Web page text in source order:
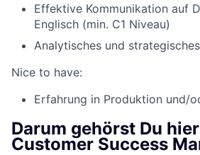
Effektive Kommunikation auf
Englisch (min. C1 Niveau)
Analytisches und
Nice to have:
Erfahrung in Produktion und/
Darum gehörst Du
Customer Success